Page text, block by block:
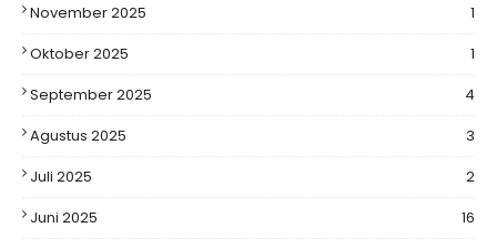
November 2025
1
Oktober 2025
1
September 2025
4
Agustus 2025
3
Juli 2025
2
Juni 2025
16